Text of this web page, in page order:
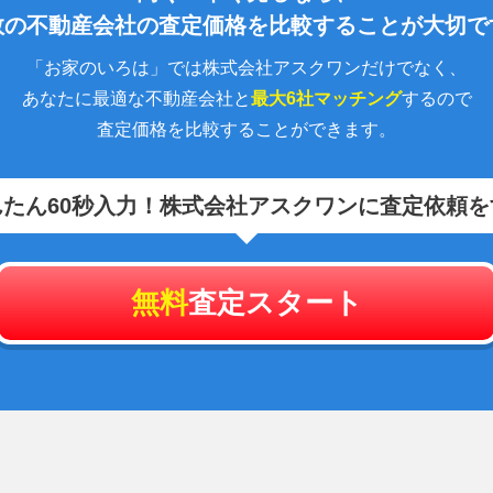
不動産会社の査定価格を比較することが大切で
「お家のいろは」では株式会社アスクワンだけでなく、
あなたに最適な不動産会社と最大6社マッチングするので
査定価格を比較することができます。
ん60秒入力！ 株式会社アスクワンに査定依頼を
無料査定スタート